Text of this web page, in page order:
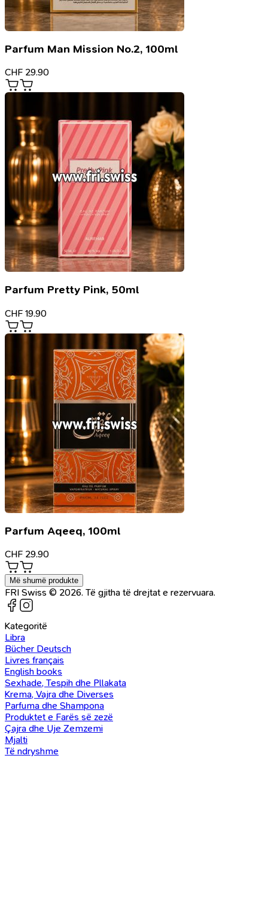
Parfum Man Mission No.2, 100ml
CHF 29.90
Parfum Pretty Pink, 50ml
CHF 19.90
Parfum Aqeeq, 100ml
CHF 29.90
Më shumë produkte
FRI Swiss © 2026. Të gjitha të drejtat e rezervuara.
Kategoritë
Libra
Bücher Deutsch
Livres français
English books
Sexhade, Tespih dhe Pllakata
Krema, Vajra dhe Diverses
Parfuma dhe Shampona
Produktet e Farës së zezë
Çajra dhe Uje Zemzemi
Mjalti
Të ndryshme